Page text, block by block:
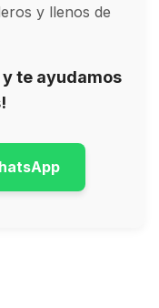
y llenos de
te ayudamos